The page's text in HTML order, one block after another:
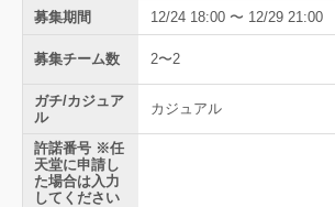
募集期間 12/24 18:00 〜 12/29 21:00
募集チーム数 2〜2
ガチ/カジュア
ル
カジュアル
許諾番号 ※任
天堂に申請し
た場合は入力
してください